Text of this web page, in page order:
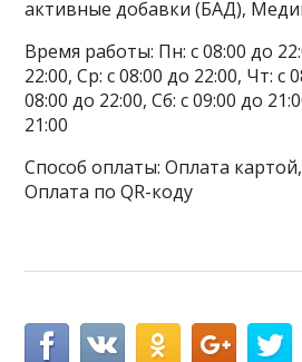
активные добавки (БАД),
Время работы: Пн: с 08:00 до
22:00, Ср: с 08:00 до 22:00, Чт: с
08:00 до 22:00, Сб: с 09:00 до
21:00
Способ оплаты: Оплата
Оплата по QR-коду